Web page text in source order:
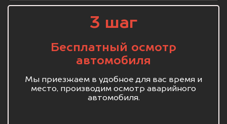
3 шаг
Бесплатный осмотр
автомобиля
Мы приезжаем в удобное для вас время и
место, производим осмотр аварийного
автомобиля.